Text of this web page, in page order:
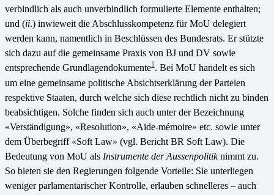
verbindlich als auch unverbindlich formulierte Elemente enthalten;
und (ii.) inwieweit die Abschlusskompetenz für MoU delegiert
werden kann, namentlich in Beschlüssen des Bundesrats. Er stützte
sich dazu auf die gemeinsame Praxis von BJ und DV sowie
entsprechende Grundlagendokumente1. Bei MoU handelt es sich
um eine gemeinsame politische Absichtserklärung der Parteien
respektive Staaten, durch welche sich diese rechtlich nicht zu binden
beabsichtigen. Solche finden sich auch unter der Bezeichnung
«Verständigung», «Resolution», «Aide-mémoire» etc. sowie unter
dem Überbegriff «Soft Law» (vgl. Bericht BR Soft Law). Die
Bedeutung von MoU als Instrumente der Aussenpolitiknimmt zu.
So bieten sie den Regierungen folgende Vorteile: Sie unterliegen
weniger parlamentarischer Kontrolle, erlauben schnelleres – auch